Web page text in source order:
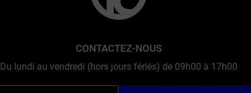
CONTACTEZ-NOUS
Du lundi au vendredi (hors jours fériés) de 09h00 à 17h00